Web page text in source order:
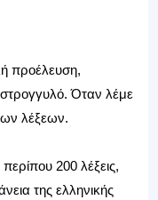
προέλευση,
στρογγυλό. Όταν λέμε
λέξεων.
200 λέξεις,
της ελληνικής